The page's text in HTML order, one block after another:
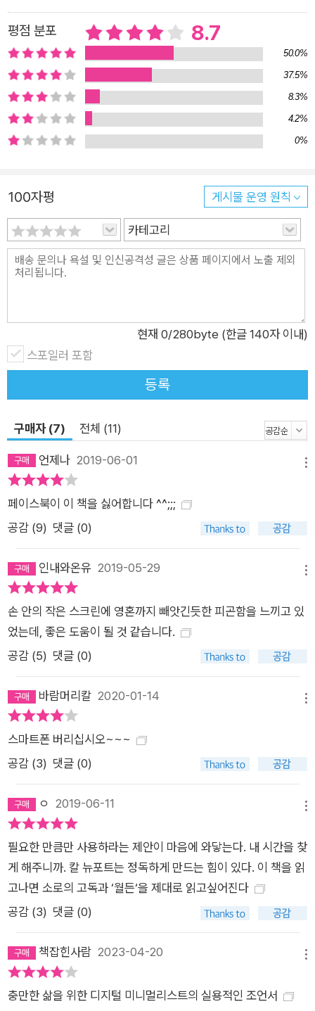
술을 어떻게, 왜, 어떤 조건에서 활용할지 설정하고 그것을 일상
화해야 하는 것이다. 이 문제를 해결하려면 우리에게는 깊은 가치
에 뿌리를 둔 성숙한 기술 활용 철학이 필요하다. 이 철학은 어떤
도구를 어떻게 활용할지에 대해 명확한 답을 제공할 뿐 아니라 다
른 모든 것을 확고하게 무시할 수 있도록 해준다. 기술 과부하에
걸린 현재 상황에서 잘살고 싶어 하는 사람들을 위한 탁월한 철학
이 바로 ‘디지털 미니멀리즘’이다. 어떤 도구를, 왜, 어떻게 활용
니라, 기술이 우리 목표와 가치관을 뒷받침하게 하는 것이 이 책
의 핵심이라고 말한다. 이를 위해 뉴포트는 1부 전체에 걸쳐 디지
털 미니멀리즘의 개념과 토대를 설명하고, 이미 자신만의 속도로
살아가는 수많은 디지털 미니멀리스트의 사례를 제시한다. 이를
통해 뉴포트는 디지털 기기와 서비스 이용에 따른 득실과 디지털
부의 마지막장에서는 저자가 1,600명을 대상으로 직접 실시한
실험을 근거로 만든 ‘디지털 정돈’ 과정을 소개하며 독자 스스로
디지털 정돈 작업을 전개할 수 있도록 이끈다. 확실한 전략과 빠
지기 쉬운 함정을 정리하여 개개인에게 맞는 디지털 미니멀리즘
실천 방법을 제시해준다. 동시에 다양한 직업의, 다양한 환경 속
에 살아가는 디지털 미니멀리스트의 사례들을 통해 기술을 계획
적으로 활용하는 것이 단순한 삶의 효율성뿐 아니라 상당한 만족
감까지 줄 수 있음을 보여준다. 2부에서는 지속가능한 디지털 미
니멀리즘 생활방식을 구축하기 위한 방안들을 제시한다. 실천을
위한 확실한 전술을 열다섯 가지의 실천지침으로 정리해 각 장에
수록해 ‘디지털 미니멀리즘’을 일상화하는 전략을 알려준다.
평점 분포 8.7
50.0%
37.5%
8.3%
4.2%
0%
100자평 게시물 운영 원칙
카테고리
현재 0/280byte (한글 140자 이내)
스포일러 포함
등록
구매자 (7) 전체 (11)
언제나 2019-06-01
페이스북이 이 책을 싫어합니다 ^^;;;
공감 (9) 댓글 (0)
인내와온유 2019-05-29
손 안의 작은 스크린에 영혼까지 빼앗긴듯한 피곤함을 느끼고 있
었는데, 좋은 도움이 될 것 같습니다.
공감 (5) 댓글 (0)
바람머리칼 2020-01-14
스마트폰 버리십시오~~~
공감 (3) 댓글 (0)
ㅇ 2019-06-11
필요한 만큼만 사용하라는 제안이 마음에 와닿는다. 내 시간을 찾
게 해주니까. 칼 뉴포트는 정독하게 만드는 힘이 있다. 이 책을 읽
고나면 소로의 고독과 ‘월든‘을 제대로 읽고싶어진다
공감 (3) 댓글 (0)
책잡힌사람 2023-04-20
충만한 삶을 위한 디지털 미니멀리스트의 실용적인 조언서